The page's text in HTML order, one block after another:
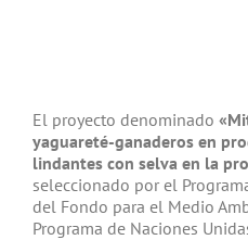
El proyecto denominado
yaguareté-ganaderos en
lindantes con selva en la
seleccionado por el
del Fondo para el Medio
Programa de Naciones